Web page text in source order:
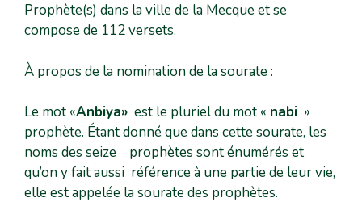
Prophète(s) dans la ville de la Mecque et se
compose de 112 versets.
À propos de la nomination de la sourate :
Le mot «Anbiya» est le pluriel du mot « nabi »
prophète. Étant donné que dans cette sourate, les
noms des seize prophètes sont énumérés et
qu’on y fait aussi référence à une partie de leur vie,
elle est appelée la sourate des prophètes.